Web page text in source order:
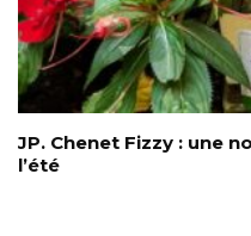
JP. Chenet Fizzy : une
l’été